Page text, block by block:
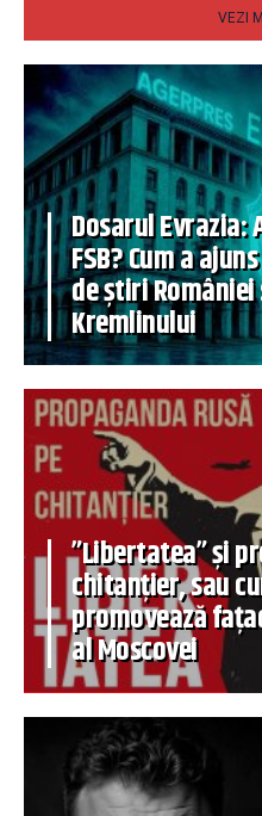
VEZI
Dosarul Evrazia:
FSB? Cum a
de știri
Kremlinului
”Libertatea” și
chitanțier, sau
promovează
al Moscovei